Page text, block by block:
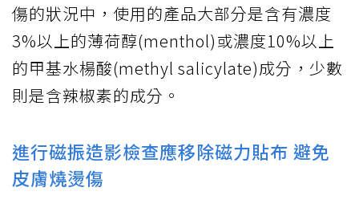
傷的狀況中，使用的產品大部分是含有濃度
3%以上的薄荷醇(menthol)或濃度10%以上
的甲基水楊酸(methyl salicylate)成分，少數
則是含辣椒素的成分。
進行磁振造影檢查應移除磁力貼布 避免
皮膚燒燙傷